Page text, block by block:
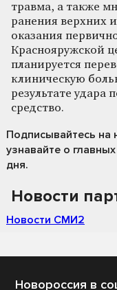
травма, а также
ранения верхних
оказания
Краснояружской
планируется
клиническую
результате удара
средство.
Подписывайтесь на
узнавайте о
дня.
Новости
Новости СМИ2
Новороссия в